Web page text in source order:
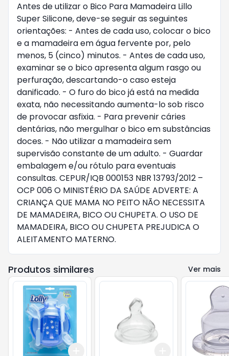
Antes de utilizar o Bico Para Mamadeira Lillo
Super Silicone, deve-se seguir as seguintes
orientações: - Antes de cada uso, colocar o bico
e a mamadeira em água fervente por, pelo
menos, 5 (cinco) minutos. - Antes de cada uso,
examinar se o bico apresenta algum rasgo ou
perfuração, descartando-o caso esteja
danificado. - O furo do bico já está na medida
exata, não necessitando aumenta-lo sob risco
de provocar asfixia. - Para prevenir cáries
dentárias, não mergulhar o bico em substâncias
doces. - Não utilizar a mamadeira sem
supervisão constante de um adulto. - Guardar
embalagem e/ou rótulo para eventuais
consultas. CE­PUR/IQB 000153 NBR 13793/2012 –
OCP 006 O MINISTÉRIO DA SAÚDE ADVERTE: A
CRIANÇA QUE MAMA NO PEITO NÃO NECESSITA
DE MAMADEIRA, BICO OU CHUPETA. O USO DE
MAMADEIRA, BICO OU CHUPETA PREJUDICA O
ALEITAMENTO MATERNO.
Produtos similares Ver mais
Add +5 +10